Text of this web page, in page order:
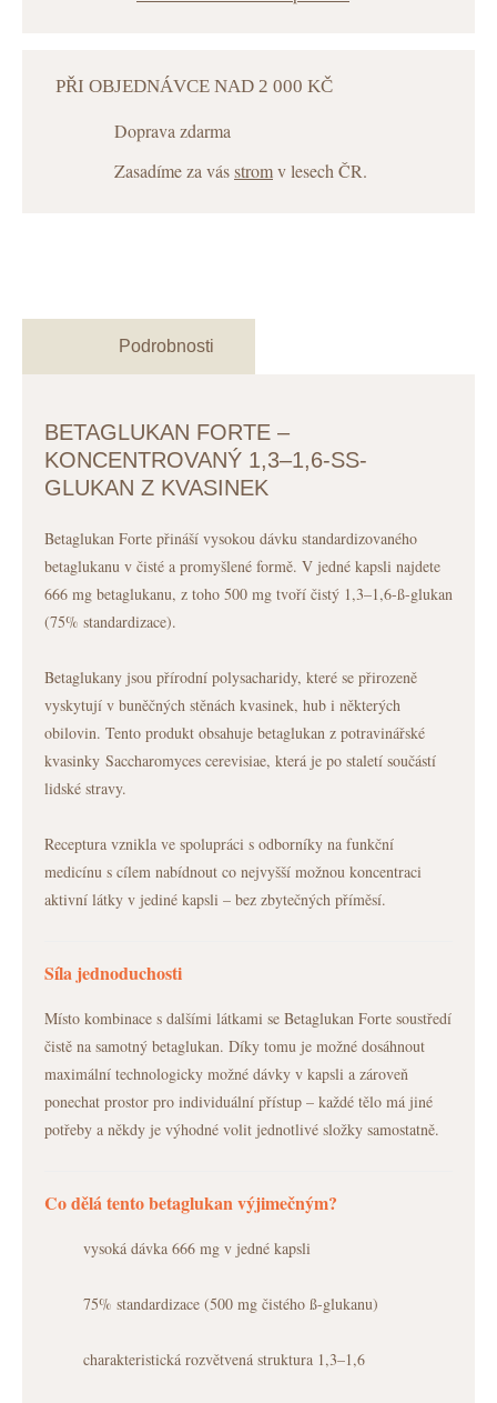
PŘI OBJEDNÁVCE NAD 2 000 KČ
Doprava zdarma
Zasadíme za vásstromv lesech ČR.
Podrobnosti
BETAGLUKAN FORTE –
KONCENTROVANÝ 1,3–1,6-SS-G
LUKAN Z KVASINEK
Betaglukan Forte přináší vysokou dávku standardizovaného
betaglukanu v čisté a promyšlené formě. V jedné kapsli najdete
666 mg betaglukanu, z toho 500 mg tvoří čistý 1,3–1,6-ß-glukan
(75% standardizace).
Betaglukany jsou přírodní polysacharidy, které se přirozeně
vyskytují v buněčných stěnách kvasinek, hub i některých
obilovin. Tento produkt obsahuje betaglukan z potravinářské
kvasinky Saccharomyces cerevisiae, která je po staletí součástí
lidské stravy.
Receptura vznikla ve spolupráci s odborníky na funkční
medicínu s cílem nabídnout co nejvyšší možnou koncentraci
aktivní látky v jediné kapsli – bez zbytečných příměsí.
Síla jednoduchosti
Místo kombinace s dalšími látkami se Betaglukan Forte soustředí
čistě na samotný betaglukan. Díky tomu je možné dosáhnout
maximální technologicky možné dávky v kapsli a zároveň
ponechat prostor pro individuální přístup – každé tělo má jiné
potřeby a někdy je výhodné volit jednotlivé složky samostatně.
Co dělá tento betaglukan výjimečným?
vysoká dávka 666 mg v jedné kapsli
75% standardizace (500 mg čistého ß-glukanu)
charakteristická rozvětvená struktura 1,3–1,6